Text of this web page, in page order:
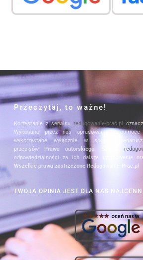
Przeczytaj, to ważne!
Korzystanie z serwisu redagowanie-prac.pl
Wykonane przez nas opracowania i
wykorzystane wyłącznie w sposób
przepisów Prawa autorskiego. Serwis
odpowiedzialności za ich dalsze użytkowanie
Wszelkie prawa zastrzeżone Redagowanie-Prac.pl
TWOJA OPINIA JEST DLA NAS